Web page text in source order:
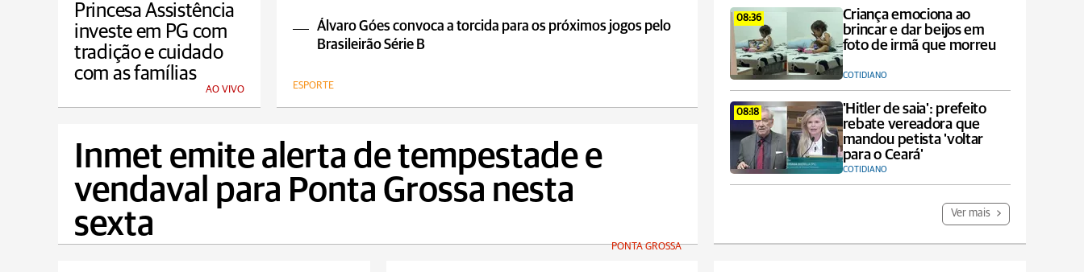
Álvaro Góes convoca a torcida para os próximos jogos pelo
Brasileirão Série B
ESPORTE
08:36
Criança emociona ao
brincar e dar beijos em
foto de irmã que morreu
COTIDIANO
08:18
'Hitler de saia': prefeito
rebate vereadora que
mandou petista 'voltar
para o Ceará'
COTIDIANO
Ver mais
Princesa Assistência
investe em PG com
tradição e cuidado
com as famílias
AO VIVO
Inmet emite alerta de tempestade e
vendaval para Ponta Grossa nesta
sexta
PONTA GROSSA